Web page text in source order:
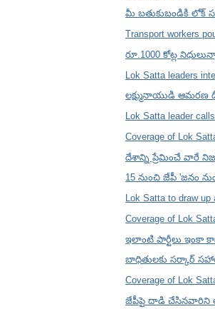
మీ బతుకుబండికి లోక్
Transport workers
రూ.1000 కోట్ల
Lok Satta leaders
లక్ష్మునాయుడి ఆమరణ
Lok Satta leader
Coverage of Lok
దేశాన్ని ప్రేమించే వారే
15 నుంచి జేపీ 'జనం
Lok Satta to draw up
Coverage of Lok
ఇలాంటి పార్టీలు ఇంకా
బాధితులకు సర్కార్
Coverage of Lok
జేపీపై దాడి చేసినవారిని